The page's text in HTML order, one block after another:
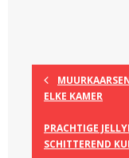
ELKE KAMER
PRACHTIGE
SCHITTEREND